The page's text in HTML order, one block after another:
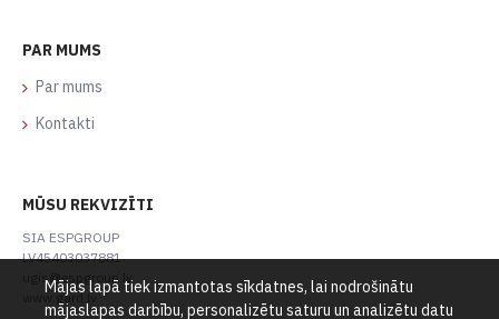
PAR MUMS
Par mums
Kontakti
MŪSU REKVIZĪTI
SIA ESPGROUP
LV45403037881
ugis@espgroup.lv
www.gard.lv
Mājas lapā tiek izmantotas sīkdatnes, lai nodrošinātu
mājaslapas darbību, personalizētu saturu un analizētu datu